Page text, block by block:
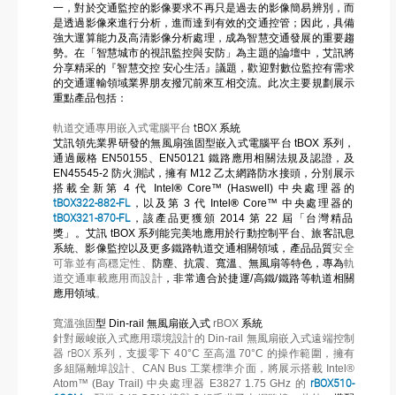
一，對於交通監控的影像要求不再只是過去的影像簡易辨別，而
是透過影像來進行分析，進而達到有效的交通控管；因此，具備
強大運算能力及高清影像分析處理，成為智慧交通發展的重要趨
勢。在「智慧城市的視訊監控與安防」為主題的論壇中，艾訊將
分享精采的『智慧交控 安心生活』議題，歡迎對數位監控有需求
的交通運輸領域業界朋友撥冗前來互相交流。 此次主要規劃展示
重點產品包括：
軌道交通專用嵌入式電腦平台 tBOX 系統
艾訊領先業界研發的無風扇強固型嵌入式電腦平台 tBOX 系列，
通過嚴格 EN50155、 EN50121鐵路應用相關法規及認證，及
EN45545-2 防火 測試 ，擁有M12乙太網路防水接頭，分別展示
搭載全新第 4代 Intel® Core™ (Haswell) 中央處理器的
tBOX322-882-FL，以及第 3 代 Intel® Core™ 中央處理器的
tBOX321-870-FL，該產品更獲頒 2014 第 22 屆「台灣精品
獎」。艾訊 tBOX 系列能完美地應用於行動控制平台、旅客訊息
系統、影像監控以及更多鐵路軌道交通相關領域，產品品質安全
可靠並有高穩定性、 防塵、抗震、寬溫、無風扇等特色，專為軌
道交通車載應用而設計，非常適合於捷運/高鐵/鐵路等軌道相關
應用領域。
寬溫強固型 Din-rail 無風扇嵌入式 rBOX 系統
針對嚴峻嵌入式應用環境設計的 Din-rail 無風扇嵌入式遠端控制
器 rBOX 系列，支援零下 40°C 至高溫 70°C 的操作範圍，擁有
多組隔離埠設計、 CAN Bus 工業標準介面，將展示搭載 Intel®
Atom™ (Bay Trail) 中央處理器 E3827 1.75 GHz 的 rBOX510-